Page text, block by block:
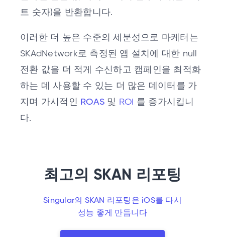
트 숫자)을 반환합니다.
이러한 더 높은 수준의 세분성으로 마케터는
SKAdNetwork로 측정된 앱 설치에 대한 null
전환 값을 더 적게 수신하고 캠페인을 최적화
하는 데 사용할 수 있는 더 많은 데이터를 가
지며 가시적인 ROAS 및 ROI
를 증가시킵니
다.
최고의 SKAN 리포팅
Singular의 SKAN 리포팅은 iOS를 다시
성능 좋게 만듭니다